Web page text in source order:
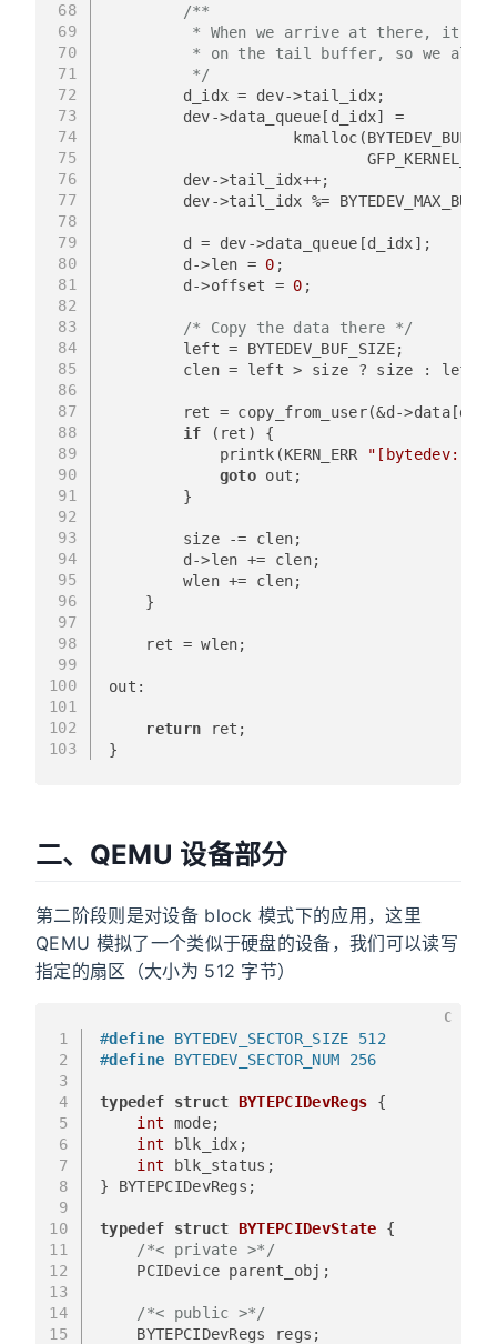
68
69
70
71
72
73
74
75
76
77
78
79
80
81
82
83
84
85
86
87
88
89
90
91
92
93
94
95
96
97
98
99
100
101
102
103
/**
* When we arrive at there, it
* on the tail buffer, so we
         */
        d_idx = dev->tail_idx;
        dev->data_queue[d_idx] =
        dev->tail_idx++;
        dev->tail_idx %= BYTEDEV_MAX_BUFS;
        d = dev->data_queue[d_idx];
        d->len =
0 ;
        d->offset =
0 ;
/* Copy the data there */
        left = BYTEDEV_BUF_SIZE;
        clen = left > size ? size : left;
ret = copy_from_user(&d->data[d-
if (ret) {
            printk(KERN_ERR
"[bytedev:]
goto out;
        }
        size -= clen;
        d->len += clen;
        wlen += clen;
    }
    ret = wlen;
out:
return ret;
}
二、QEMU 设备部分
第二阶段则是对设备 block 模式下的应用，这里
QEMU 模拟了一个类似于硬盘的设备，我们可以读写
指定的扇区（大小为 512 字节）
1
2
3
4
5
6
7
8
9
10
11
12
13
14
15
#define BYTEDEV_SECTOR_SIZE 512
#define BYTEDEV_SECTOR_NUM 256
typedef struct BYTEPCIDevRegs {
int mode;
int blk_idx;
int blk_status;
} BYTEPCIDevRegs;
typedef struct BYTEPCIDevState {
/*< private >*/
    PCIDevice parent_obj;
/*< public >*/
    BYTEPCIDevRegs regs;
C